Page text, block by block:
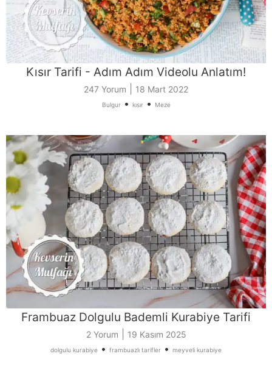
Kısır Tarifi - Adım Adım Videolu Anlatım!
247 Yorum 18 Mart 2022
Bulgur• kısır• Meze
Frambuaz Dolgulu Bademli Kurabiye Tarifi
2 Yorum 19 Kasım 2025
dolgulu kurabiye • frambuazlı tarifler • meyveli kurabiye